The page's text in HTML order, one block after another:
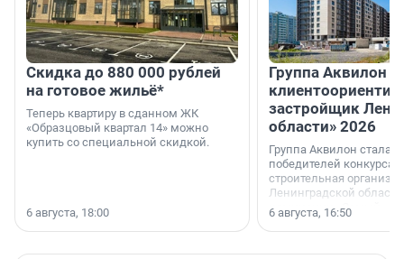
Скидка до 880 000 рублей
на готовое жильё*
Теперь квартиру в сданном ЖК
«Образцовый квартал 14» можно
купить со специальной скидкой.
6 августа, 18:00
Группа Аквилон
застройщик
области» 2026
Группа Аквилон стала
победителей конкурса
строительная
Ленинградской области
номинации «Самый
застройщик
области».
6 августа, 16:50